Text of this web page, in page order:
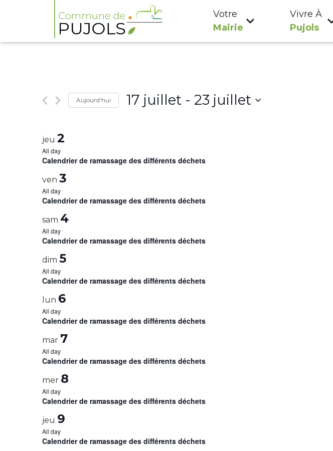
Votre
Mairie
Vivre À
Pujols
Aujourd'hui 17 juillet - 23 juillet
jeu 2
All day
Calendrier de ramassage des différents déchets
ven 3
All day
Calendrier de ramassage des différents déchets
sam 4
All day
Calendrier de ramassage des différents déchets
dim 5
All day
Calendrier de ramassage des différents déchets
lun 6
All day
Calendrier de ramassage des différents déchets
mar 7
All day
Calendrier de ramassage des différents déchets
mer 8
All day
Calendrier de ramassage des différents déchets
jeu 9
All day
Calendrier de ramassage des différents déchets